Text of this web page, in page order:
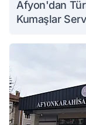
Afyon'dan
Kumaşlar